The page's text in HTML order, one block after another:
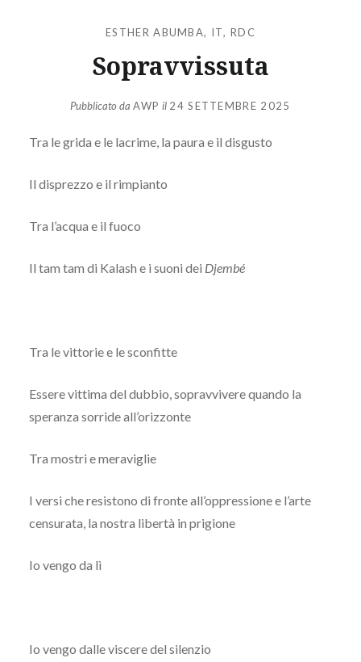
ESTHER ABUMBA, IT, RDC
Sopravvissuta
Pubblicato daAWP il 24 SETTEMBRE 2025
Tra le grida e le lacrime, la paura e il disgusto
Il disprezzo e il rimpianto
Tra l’acqua e il fuoco
Il tam tam di Kalash e i suoni dei Djembé
Tra le vittorie e le sconfitte
Essere vittima del dubbio, sopravvivere quando la
speranza sorride all’orizzonte
Tra mostri e meraviglie
I versi che resistono di fronte all’oppressione e l’arte
censurata, la nostra libertà in prigione
Io vengo da lì
Io vengo dalle viscere del silenzio